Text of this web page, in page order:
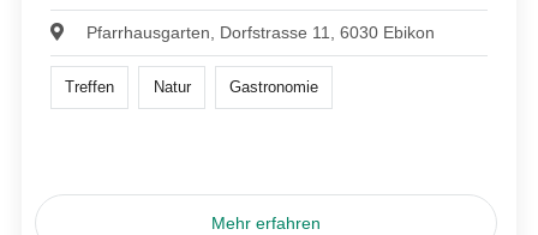
Pfarrhausgarten, Dorfstrasse 11, 6030 Ebikon
Treffen Natur Gastronomie
Mehr erfahren